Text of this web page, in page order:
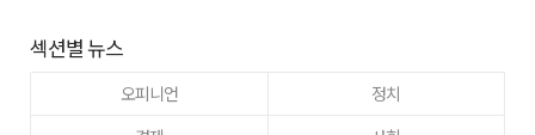
섹션별 뉴스
오피니언
정치